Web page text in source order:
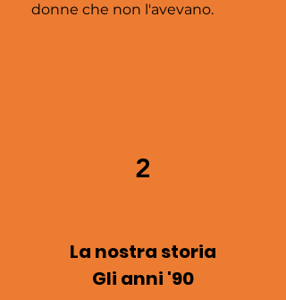
donne che non l'avevano.
2
La nostra storia
Gli anni '90